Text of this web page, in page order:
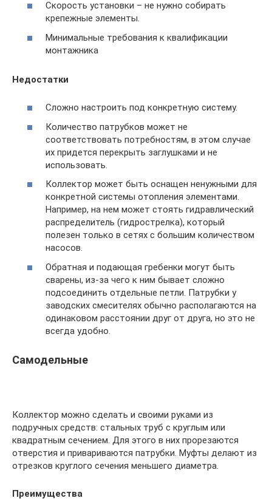
Скорость установки – не нужно собирать
крепежные элементы.
Минимальные требования к квалификации
монтажника
Недостатки
Cложно настроить под конкретную систему.
Количество патрубков может не
соответствовать потребностям, в этом случае
их придется перекрыть заглушками и не
использовать.
Коллектор может быть оснащен ненужными для
конкретной системы отопления элементами.
Например, на нем может стоять гидравлический
распределитель (гидрострелка), который
полезен только в сетях с большим количеством
насосов.
Обратная и подающая гребенки могут быть
сварены, из-за чего к ним бывает сложно
подсоединить отдельные петли. Патрубки у
заводских смесителях обычно располагаются на
одинаковом расстоянии друг от друга, но это не
всегда удобно.
Самодельные
Коллектор можно сделать и своими руками из
подручных средств: стальных труб с круглым или
квадратным сечением. Для этого в них прорезаются
отверстия и привариваются патрубки. Муфты делают из
отрезков круглого сечения меньшего диаметра.
Преимущества